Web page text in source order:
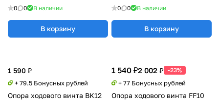
0 0 В наличии
В корзину
0 0 В наличии
В корзину
1 540 ₽2 002 ₽ -23%
+ 77 Бонусных рублей
Опора ходового винта FF10
1 590 ₽
+ 79.5 Бонусных рублей
Опора ходового винта BK12